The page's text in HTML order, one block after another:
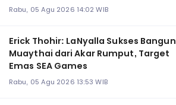
Rabu, 05 Agu 2026 14:02 WIB
Erick Thohir: LaNyalla Sukses Bangun
Muaythai dari Akar Rumput, Target
Emas SEA Games
Rabu, 05 Agu 2026 13:53 WIB